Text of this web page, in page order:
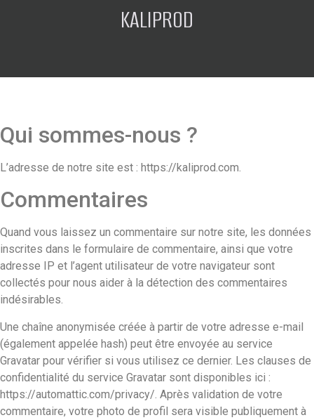
KALIPROD
Qui sommes-nous ?
L’adresse de notre site est : https://kaliprod.com.
Commentaires
Quand vous laissez un commentaire sur notre site, les données
inscrites dans le formulaire de commentaire, ainsi que votre
adresse IP et l’agent utilisateur de votre navigateur sont
collectés pour nous aider à la détection des commentaires
indésirables.
Une chaîne anonymisée créée à partir de votre adresse e-mail
(également appelée hash) peut être envoyée au service
Gravatar pour vérifier si vous utilisez ce dernier. Les clauses de
confidentialité du service Gravatar sont disponibles ici :
https://automattic.com/privacy/. Après validation de votre
commentaire, votre photo de profil sera visible publiquement à